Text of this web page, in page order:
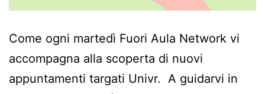
Come ogni martedì Fuori Aula Network vi
accompagna alla scoperta di nuovi
appuntamenti targati Univr. A guidarvi in